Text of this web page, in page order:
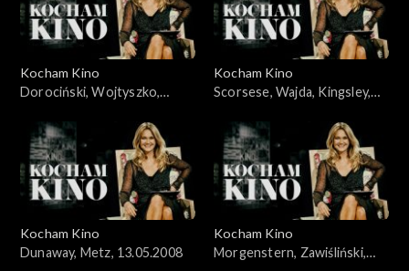
Kocham Kino
Dorociński, Wojtyszko,
Kocham Kino
Scorsese, Wajda, Kingsley,
Kocham Kino
Dunaway, Metz, 13.05.2008
Kocham Kino
Morgenstern, Zawiśliński,